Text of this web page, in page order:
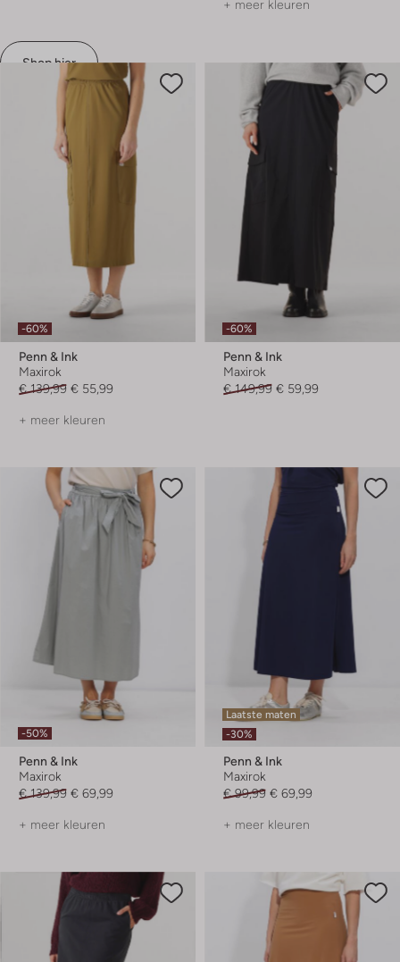
Shop hier
+ meer kleuren
-60%
Penn & Ink
Maxirok
€ 139,99 € 55,99
+ meer kleuren
-60%
Penn & Ink
Maxirok
€ 149,99 € 59,99
-50%
Penn & Ink
Maxirok
€ 139,99 € 69,99
+ meer kleuren
Laatste maten
-30%
Penn & Ink
Maxirok
€ 99,99 € 69,99
+ meer kleuren